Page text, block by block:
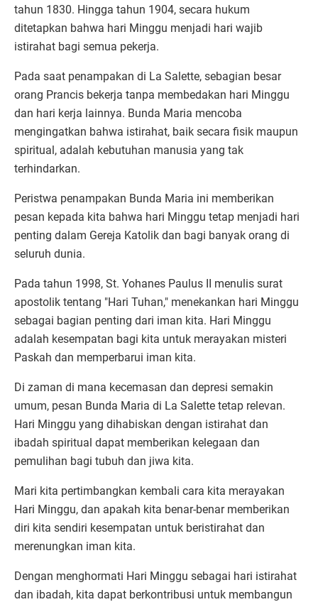
tahun 1830. Hingga tahun 1904, secara hukum
ditetapkan bahwa hari Minggu menjadi hari wajib
istirahat bagi semua pekerja.
Pada saat penampakan di La Salette, sebagian besar
orang Prancis bekerja tanpa membedakan hari Minggu
dan hari kerja lainnya. Bunda Maria mencoba
mengingatkan bahwa istirahat, baik secara fisik maupun
spiritual, adalah kebutuhan manusia yang tak
terhindarkan.
Peristwa penampakan Bunda Maria ini memberikan
pesan kepada kita bahwa hari Minggu tetap menjadi hari
penting dalam Gereja Katolik dan bagi banyak orang di
seluruh dunia.
Pada tahun 1998, St. Yohanes Paulus II menulis surat
apostolik tentang "Hari Tuhan," menekankan hari Minggu
sebagai bagian penting dari iman kita. Hari Minggu
adalah kesempatan bagi kita untuk merayakan misteri
Paskah dan memperbarui iman kita.
Di zaman di mana kecemasan dan depresi semakin
umum, pesan Bunda Maria di La Salette tetap relevan.
Hari Minggu yang dihabiskan dengan istirahat dan
ibadah spiritual dapat memberikan kelegaan dan
pemulihan bagi tubuh dan jiwa kita.
Mari kita pertimbangkan kembali cara kita merayakan
Hari Minggu, dan apakah kita benar-benar memberikan
diri kita sendiri kesempatan untuk beristirahat dan
merenungkan iman kita.
Dengan menghormati Hari Minggu sebagai hari istirahat
dan ibadah, kita dapat berkontribusi untuk membangun